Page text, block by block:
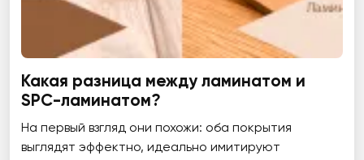
Какая разница между ламинатом и
SPC-ламинатом?
На первый взгляд они похожи: оба покрытия
выглядят эффектно, идеально имитируют